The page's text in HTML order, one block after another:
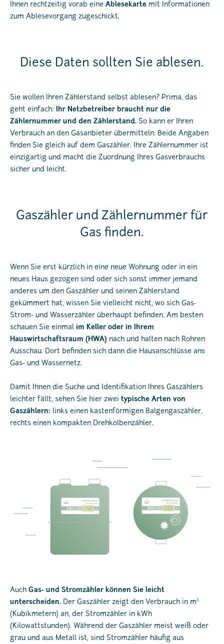
Ihnen rechtzeitig vorab eine Ablesekarte mit Informationen
zum Ablesevorgang zugeschickt.
Diese Daten sollten Sie ablesen.
Sie wollen Ihren Zählerstand selbst ablesen? Prima, das
geht einfach: Ihr Netzbetreiber braucht nur die
Zählernummer und den Zählerstand. So kann er Ihren
Verbrauch an den Gasanbieter übermitteln. Beide Angaben
finden Sie gleich auf dem Gaszähler. Ihre Zählernummer ist
einzigartig und macht die Zuordnung Ihres Gasverbrauchs
sicher und leicht.
Gaszähler und Zählernummer für
Gas finden.
Wenn Sie erst kürzlich in eine neue Wohnung oder in ein
neues Haus gezogen sind oder sich sonst immer jemand
anderes um den Gaszähler und seinen Zählerstand
gekümmert hat, wissen Sie vielleicht nicht, wo sich Gas-
Strom- und Wasserzähler überhaupt befinden. Am besten
schauen Sie einmal im Keller oder in Ihrem
Hauswirtschaftsraum (HWA) nach und halten nach Rohren
Ausschau. Dort befinden sich dann die Hausanschlüsse ans
Gas- und Wassernetz.
Damit Ihnen die Suche und Identifikation Ihres Gaszählers
leichter fällt, sehen Sie hier zwei typische Arten von
Gaszählern: links einen kastenförmigen Balgengaszähler,
rechts einen kompakten Drehkolbenzähler.
Auch Gas- und Stromzähler können Sie leicht
unterscheiden. Der Gaszähler zeigt den Verbrauch in m3
(Kubikmetern) an, der Stromzähler in kWh
(Kilowattstunden). Während der Gaszähler meist weiß oder
grau und aus Metall ist, sind Stromzähler häufig aus